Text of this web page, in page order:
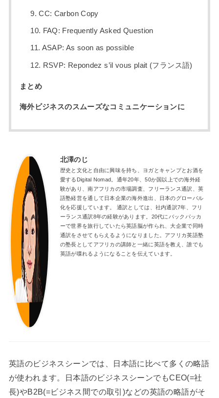
9. CC: Carbon Copy
10. FAQ: Frequently Asked Question
11. ASAP: As soon as possible
12. RSVP: Repondez s’il vous plait (フランス語)
まとめ
海外ビジネスのスムーズなコミュニケーションに
北澤のじ
歴史と文化と自由に興味を持ち、ヨガとキャンプとお酒を
愛するDigital Nomad。通年20年、50か国以上での海外経
験があり、南アフリカの市場調査、フリーランス通訳、英
語塾経営を通して日本企業の海外進出、日本のグローバル
化を応援しています。 通訳としては、社内通訳7年、フリ
ーランス通訳8年の経験があります。20代にバックパッカ
ーで世界を旅行していたら英語脳が作られ、大企業で同時
通訳をさせてもらえるようになりました。アフリカ英語塾
の塾長としてアフリカの講師と一緒に英語を教え、誰でも
英語が喋れるようになることを伝えています。
英語のビジネスシーンでは、日本語に比べて多くの略語
が使われます。日本語のビジネスシーンでもCEO(=社
長)やB2B(=ビジネス間での取引)などの英語の略語がそ